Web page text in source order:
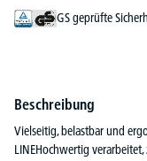
GS geprüfte
Beschreibung
Vielseitig, belastbar und
LINEHochwertig